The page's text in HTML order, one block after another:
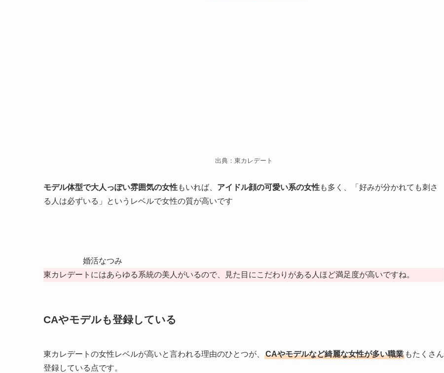
出典：東カレデート
モデル体型で大人っぽい雰囲気の女性もいれば、 アイドル顔の可愛い系の女性も多く、「好みが分かれても刺さ
る人は必ずいる」というレベルで女性の質が高いです
婚活なつみ
東カレデートにはあらゆる系統の美人がいるので、見た目にこだわりがある人ほど満足度が高いですね。
CAやモデルも登録している
東カレデートの女性レベルが高いと言われる理由のひとつが、 CAやモデルなど綺麗な女性が多い職業 もたくさん
登録している点です。